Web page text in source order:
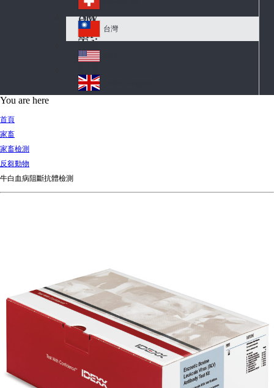
erl
an
d
Sw
itz
erl
an
d
Tai
wa
n
台灣
A
Un
You are here
首頁
家畜
家畜檢測
反芻動物
牛白血病阻斷抗體檢測